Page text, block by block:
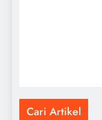
Cari Artikel